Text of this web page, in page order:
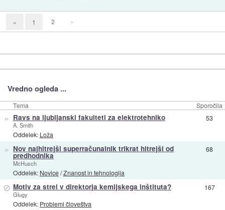
« 1 2 »
Vredno ogleda ...
Tema Sporočila
» Ravs na ljubljanski fakulteti za elektrotehniko
A. Smith
Oddelek: Loža
53
» Nov najhitrejši superračunalnik trikrat hitrejši od
predhodnika
McHusch
Oddelek: Novice/Znanost in tehnologija
68
⊘ Motiv za strel v direktorja kemijskega inštituta?
Glugy
Oddelek: Problemi človeštva
167